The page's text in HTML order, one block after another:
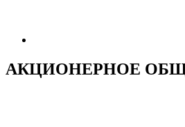
АКЦИОНЕРНОЕ